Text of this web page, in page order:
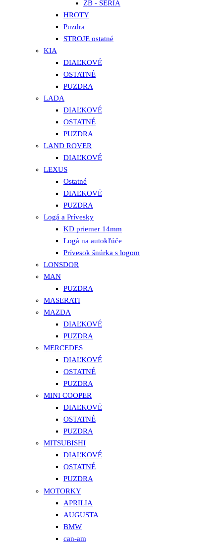
ZB - SÉRIA
HROTY
Puzdra
STROJE ostatné
KIA
DIAĽKOVÉ
OSTATNÉ
PUZDRA
LADA
DIAĽKOVÉ
OSTATNÉ
PUZDRA
LAND ROVER
DIAĽKOVÉ
LEXUS
Ostatné
DIAĽKOVÉ
PUZDRA
Logá a Prívesky
KD priemer 14mm
Logá na autokľúče
Prívesok šnúrka s logom
LONSDOR
MAN
PUZDRA
MASERATI
MAZDA
DIAĽKOVÉ
PUZDRA
MERCEDES
DIAĽKOVÉ
OSTATNÉ
PUZDRA
MINI COOPER
DIAĽKOVÉ
OSTATNÉ
PUZDRA
MITSUBISHI
DIAĽKOVÉ
OSTATNÉ
PUZDRA
MOTORKY
APRILIA
AUGUSTA
BMW
can-am